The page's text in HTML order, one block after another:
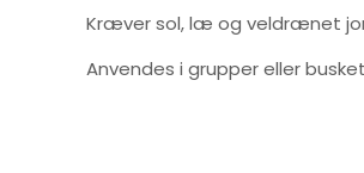
Kræver sol, læ og veldrænet
Anvendes i grupper eller busket